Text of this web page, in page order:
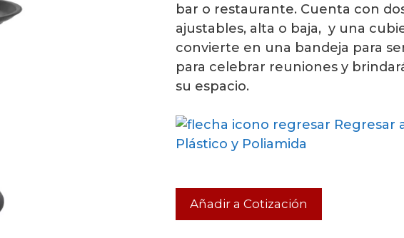
bar o restaurante. Cuenta con
ajustables, alta o baja, y una
convierte en una bandeja para
para celebrar reuniones y
su espacio.
Regresar
Plástico y Poliamida
Añadir a Cotización